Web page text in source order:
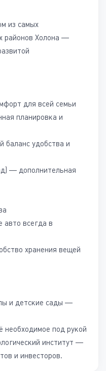
из самых
районов Холона —
для всей семьи
планировка и
баланс удобства и
— дополнительная
всегда в
хранения вещей
и детские сады —
необходимое под рукой
институт —
и инвесторов.